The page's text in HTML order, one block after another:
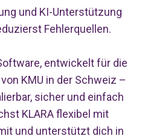
und KI-Unterstützung
Fehlerquellen.
entwickelt für die
KMU in der Schweiz –
sicher und einfach
KLARA flexibel mit
und unterstützt dich in